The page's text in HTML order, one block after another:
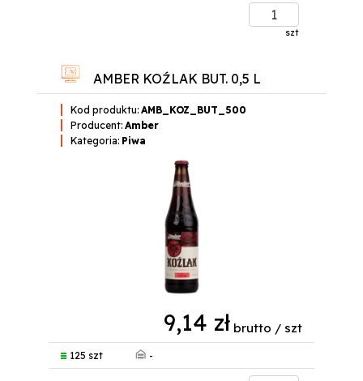
szt
AMBER KOŹLAK BUT. 0,5 L
Kod produktu: AMB_KOZ_BUT_500
Producent: Amber
Kategoria: Piwa
9,14 zł brutto / szt
125 szt -